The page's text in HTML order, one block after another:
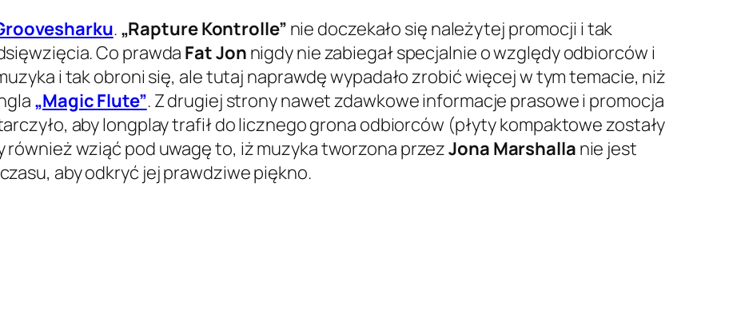
. „Rapture Kontrolle” nie doczekało się należytej promocji i tak
Co prawda Fat Jon nigdy nie zabiegał specjalnie o względy odbiorców i
i tak obroni się, ale tutaj naprawdę wypadało zrobić więcej w tym temacie, niż
„Magic Flute”. Z drugiej strony nawet zdawkowe informacje prasowe i promocja
aby longplay trafił do licznego grona odbiorców (płyty kompaktowe zostały
również wziąć pod uwagę to, iż muzyka tworzona przezJona Marshalla nie jest
aby odkryć jej prawdziwe piękno.